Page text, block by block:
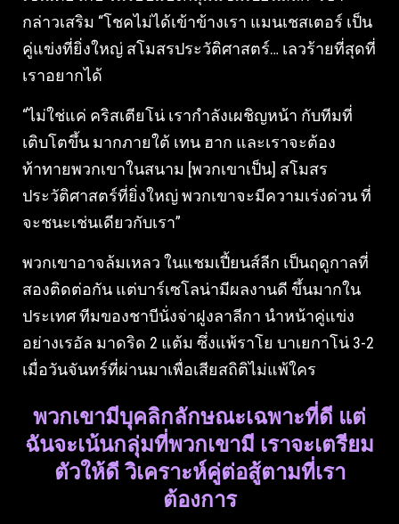
กล่าวเสริม “โชคไม่ได้เข้าข้างเรา แมนเชสเตอร์ เป็น
คู่แข่งที่ยิ่งใหญ่ สโมสรประวัติศาสตร์… เลวร้ายที่สุดที่
เราอยากได้
“ไม่ใช่แค่ คริสเตียโน่ เรากำลังเผชิญหน้า กับทีมที่
เติบโตขึ้น มากภายใต้ เทน ฮาก และเราจะต้อง
ท้าทายพวกเขาในสนาม [พวกเขาเป็น] สโมสร
ประวัติศาสตร์ที่ยิ่งใหญ่ พวกเขาจะมีความเร่งด่วน ที่
จะชนะเช่นเดียวกับเรา”
พวกเขาอาจล้มเหลว ในแชมเปี้ยนส์ลีก เป็นฤดูกาลที่
สองติดต่อกัน แต่บาร์เซโลน่ามีผลงานดี ขึ้นมากใน
ประเทศ ทีมของชาบีนั่งจ่าฝูงลาลีกา นำหน้าคู่แข่ง
อย่างเรอัล มาดริด 2 แต้ม ซึ่งแพ้ราโย บาเยกาโน่ 3-2
เมื่อวันจันทร์ที่ผ่านมาเพื่อเสียสถิติไม่แพ้ใคร
พวกเขามีบุคลิกลักษณะเฉพาะที่ดี แต่
ฉันจะเน้นกลุ่มที่พวกเขามี เราจะเตรียม
ตัวให้ดี วิเคราะห์คู่ต่อสู้ตามที่เรา
ต้องการ